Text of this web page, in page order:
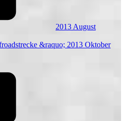
2013 August